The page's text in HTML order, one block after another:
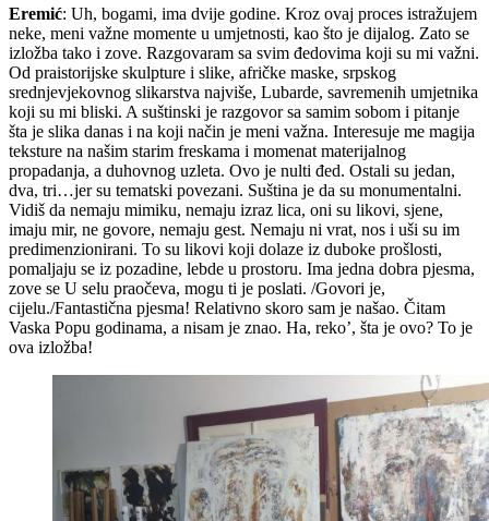
Eremić: Uh, bogami, ima dvije godine. Kroz ovaj proces istražujem
neke, meni važne momente u umjetnosti, kao što je dijalog. Zato se
izložba tako i zove. Razgovaram sa svim đedovima koji su mi važni.
Od praistorijske skulpture i slike, afričke maske, srpskog
srednjevjekovnog slikarstva najviše, Lubarde, savremenih umjetnika
koji su mi bliski. A suštinski je razgovor sa samim sobom i pitanje
šta je slika danas i na koji način je meni važna. Interesuje me magija
teksture na našim starim freskama i momenat materijalnog
propadanja, a duhovnog uzleta. Ovo je nulti đed. Ostali su jedan,
dva, tri…jer su tematski povezani. Suština je da su monumentalni.
Vidiš da nemaju mimiku, nemaju izraz lica, oni su likovi, sjene,
imaju mir, ne govore, nemaju gest. Nemaju ni vrat, nos i uši su im
predimenzionirani. To su likovi koji dolaze iz duboke prošlosti,
pomaljaju se iz pozadine, lebde u prostoru. Ima jedna dobra pjesma,
zove se U selu praočeva, mogu ti je poslati. /Govori je,
cijelu./Fantastična pjesma! Relativno skoro sam je našao. Čitam
Vaska Popu godinama, a nisam je znao. Ha, reko’, šta je ovo? To je
ova izložba!